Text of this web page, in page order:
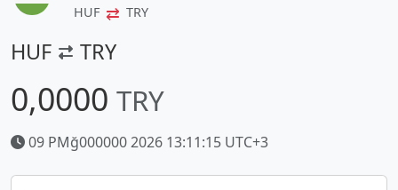
HUF ⇄ TRY
HUF TRY
0,0000 TRY
09 PMğ000000 2026 13:11:15 UTC+3